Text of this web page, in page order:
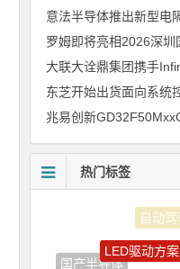
热门标签
国产半导体
LED驱动方案